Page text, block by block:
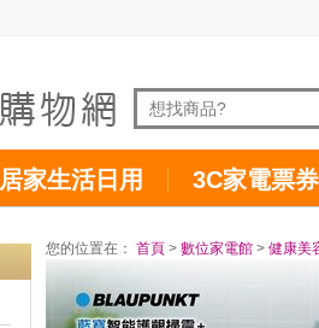
居家生活日用 3C家電票券
您的位置在： 首頁 > 數位家電館 > 健康美